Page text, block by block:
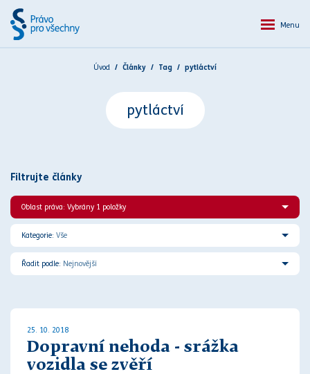
Menu
Úvod Články Tag pytláctví
pytláctví
Filtrujte články
Oblast práva: Vybrány 1 položky
Kategorie: Vše
Řadit podle: Nejnovější
25. 10. 2018
Dopravní nehoda - srážka
vozidla se zvěří